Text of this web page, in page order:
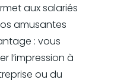
aux salariés
amusantes
: vous
l’impression à
ou du